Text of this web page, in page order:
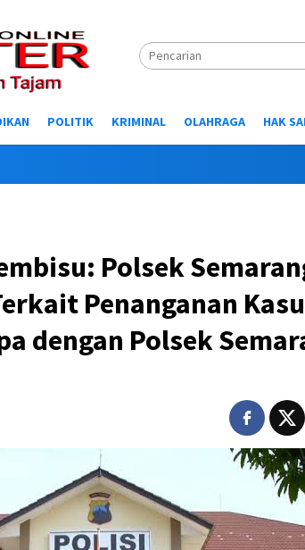
POLITIK KRIMINAL OLAHRAGA HAK
Polsek
Penanganan
dengan Polsek